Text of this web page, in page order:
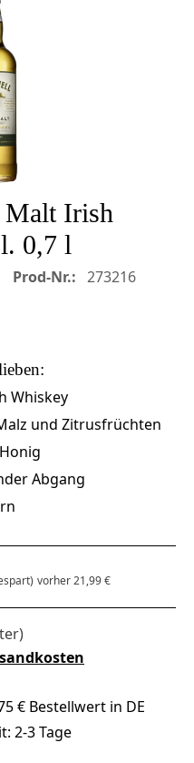
Malt Irish
0,7 l
Prod-Nr.: 273216
Whiskey
und Zitrusfrüchten
Abgang
vorher 21,99 €
€ Bestellwert in DE
2-3 Tage